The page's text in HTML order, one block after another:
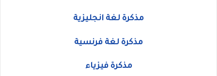
مذكرة لغة انجليزية
مذكرة لغة فرنسية
مذكرة فيزياء